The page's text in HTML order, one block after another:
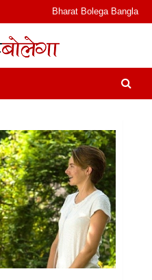
Bharat Bolega Bangla
फ़ीचर. भारत बोलेगा हिंदी न्यूज़ वेबसाइट
I जानकारी भी समझदारी भी